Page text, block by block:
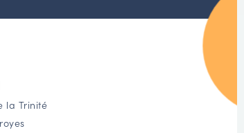
la Trinité